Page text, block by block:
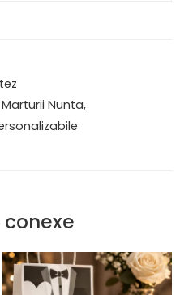
Marturii Nunta,
conexe